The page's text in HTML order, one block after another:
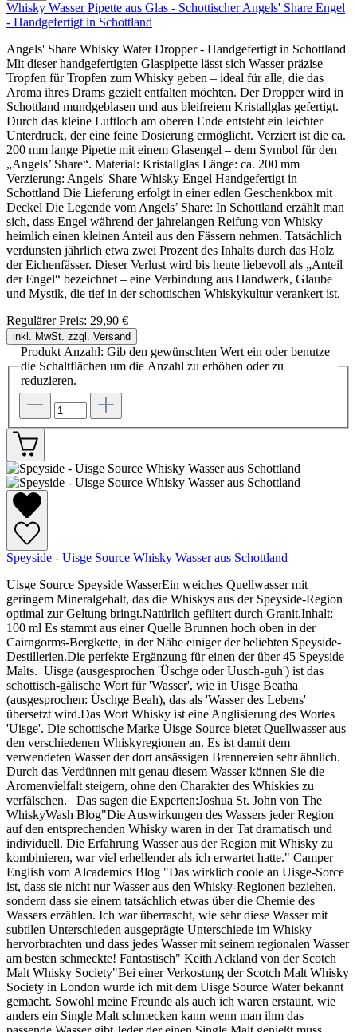
Whisky Wasser Pipette aus Glas - Schottischer Angels' Share Engel
- Handgefertigt in Schottland
Angels' Share Whisky Water Dropper - Handgefertigt in Schottland
Mit dieser handgefertigten Glaspipette lässt sich Wasser präzise
Tropfen für Tropfen zum Whisky geben – ideal für alle, die das
Aroma ihres Drams gezielt entfalten möchten. Der Dropper wird in
Schottland mundgeblasen und aus bleifreiem Kristallglas gefertigt.
Durch das kleine Luftloch am oberen Ende entsteht ein leichter
Unterdruck, der eine feine Dosierung ermöglicht. Verziert ist die ca.
200 mm lange Pipette mit einem Glasengel – dem Symbol für den
„Angels’ Share“. Material: Kristallglas Länge: ca. 200 mm
Verzierung: Angels' Share Whisky Engel Handgefertigt in
Schottland Die Lieferung erfolgt in einer edlen Geschenkbox mit
Deckel Die Legende vom Angels’ Share: In Schottland erzählt man
sich, dass Engel während der jahrelangen Reifung von Whisky
heimlich einen kleinen Anteil aus den Fässern nehmen. Tatsächlich
verdunsten jährlich etwa zwei Prozent des Inhalts durch das Holz
der Eichenfässer. Dieser Verlust wird bis heute liebevoll als „Anteil
der Engel“ bezeichnet – eine Verbindung aus Handwerk, Glaube
und Mystik, die tief in der schottischen Whiskykultur verankert ist.
Regulärer Preis: 29,90 €
inkl. MwSt. zzgl. Versand
Produkt Anzahl: Gib den gewünschten Wert ein oder benutze
die Schaltflächen um die Anzahl zu erhöhen oder zu
reduzieren.
Speyside - Uisge Source Whisky Wasser aus Schottland
Uisge Source Speyside WasserEin weiches Quellwasser mit
geringem Mineralgehalt, das die Whiskys aus der Speyside-Region
optimal zur Geltung bringt.Natürlich gefiltert durch Granit.Inhalt:
100 ml Es stammt aus einer Quelle Brunnen hoch oben in der
Cairngorms-Bergkette, in der Nähe einiger der beliebten Speyside-
Destillerien.Die perfekte Ergänzung für einen der über 45 Speyside
Malts. Uisge (ausgesprochen 'Üschge oder Uusch-guh') ist das
schottisch-gälische Wort für 'Wasser', wie in Uisge Beatha
(ausgesprochen: Üschge Beah), das als 'Wasser des Lebens'
übersetzt wird.Das Wort Whisky ist eine Anglisierung des Wortes
'Uisge'. Die schottische Marke Uisge Source bietet Quellwasser aus
den verschiedenen Whiskyregionen an. Es ist damit dem
verwendeten Wasser der dort ansässigen Brennereien sehr ähnlich.
Durch das Verdünnen mit genau diesem Wasser können Sie die
Aromenvielfalt steigern, ohne den Charakter des Whiskies zu
verfälschen. Das sagen die Experten:Joshua St. John von The
WhiskyWash Blog"Die Auswirkungen des Wassers jeder Region
auf den entsprechenden Whisky waren in der Tat dramatisch und
individuell. Die Erfahrung Wasser aus der Region mit Whisky zu
kombinieren, war viel erhellender als ich erwartet hatte." Camper
English vom Alcademics Blog "Das wirklich coole an Uisge-Sorce
ist, dass sie nicht nur Wasser aus den Whisky-Regionen beziehen,
sondern dass sie einem tatsächlich etwas über die Chemie des
Wassers erzählen. Ich war überrascht, wie sehr diese Wasser mit
subtilen Unterschieden ausgeprägte Unterschiede im Whisky
hervorbrachten und dass jedes Wasser mit seinem regionalen Wasser
am besten schmeckte! Fantastisch" Keith Ackland von der Scotch
Malt Whisky Society"Bei einer Verkostung der Scotch Malt Whisky
Society in London wurde ich mit dem Uisge Source Water bekannt
gemacht. Sowohl meine Freunde als auch ich waren erstaunt, wie
anders ein Single Malt schmecken kann wenn man ihm das